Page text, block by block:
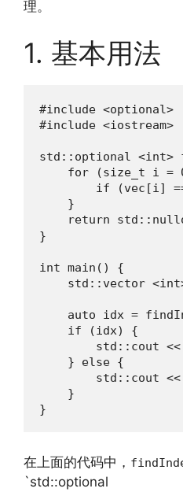
理。
1. 基本用法
#include <optional>
#include <iostream>
std::optional <int>
for (size_t i =
if (vec[i]
    }
return
}
int main() {
std::vector
auto idx =
    if (idx) {
std::cout
    } else {
std::cout
    }
}
在上面的代码中，
`std::optional